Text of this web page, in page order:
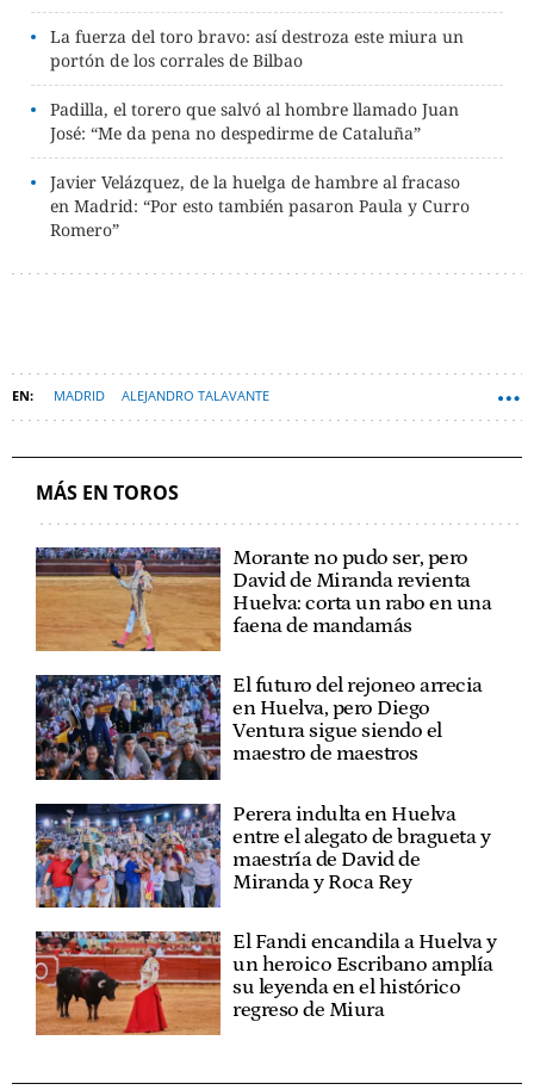
La fuerza del toro bravo: así destroza este miura un
portón de los corrales de Bilbao
Padilla, el torero que salvó al hombre llamado Juan
José: “Me da pena no despedirme de Cataluña”
Javier Velázquez, de la huelga de hambre al fracaso
en Madrid: “Por esto también pasaron Paula y Curro
Romero”
MADRID ALEJANDRO TALAVANTE
MÁS EN TOROS
Morante no pudo ser, pero
David de Miranda revienta
Huelva: corta un rabo en una
faena de mandamás
El futuro del rejoneo arrecia
en Huelva, pero Diego
Ventura sigue siendo el
maestro de maestros
Perera indulta en Huelva
entre el alegato de bragueta y
maestría de David de
Miranda y Roca Rey
El Fandi encandila a Huelva y
un heroico Escribano amplía
su leyenda en el histórico
regreso de Miura